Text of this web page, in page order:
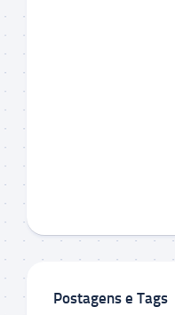
Postagens e Tags